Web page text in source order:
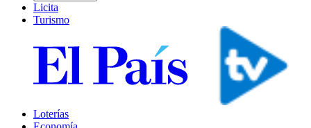
Licita
Turismo
Loterías